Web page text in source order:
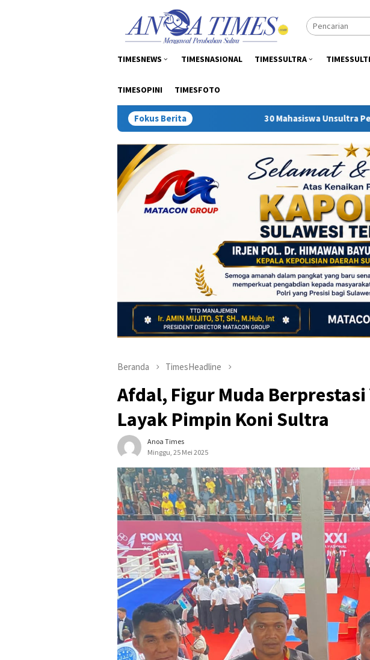
TIMESNEWS TIMESNASIONAL TIMESSULTRA
TIMESOPINI TIMESFOTO
Fokus Berita
30 Mahasiswa Unsultra Penerima Beasiswa SDM
Beranda TimesHeadline
Afdal, Figur Muda Berprestasi
Layak Pimpin Koni Sultra
Anoa Times
Minggu, 25 Mei 2025